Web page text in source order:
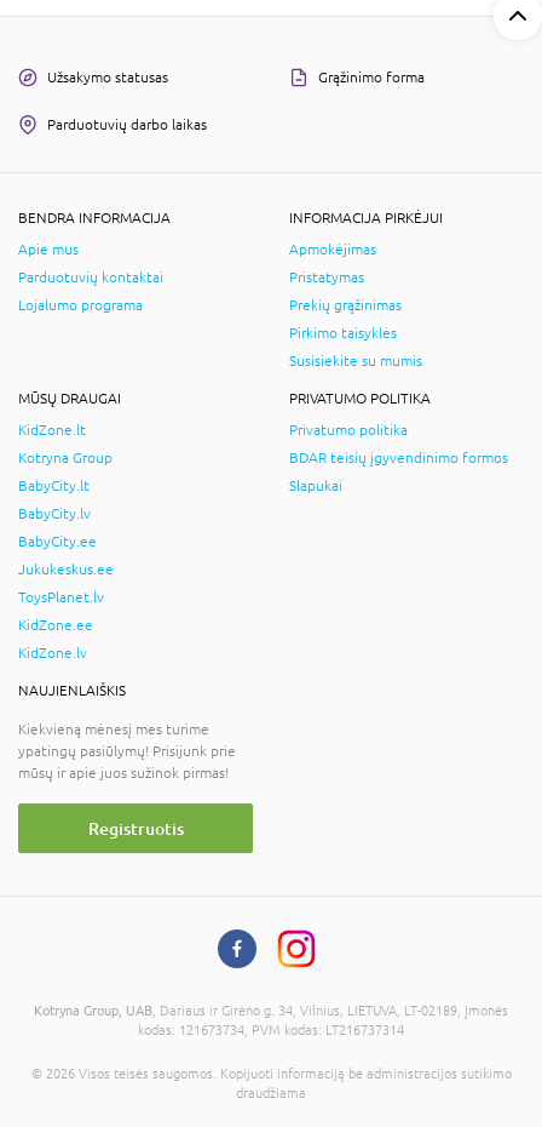
Užsakymo statusas Grąžinimo forma
Parduotuvių darbo laikas
BENDRA INFORMACIJA
Apie mus
Parduotuvių kontaktai
Lojalumo programa
INFORMACIJA PIRKĖJUI
Apmokėjimas
Pristatymas
Prekių grąžinimas
Pirkimo taisyklės
Susisiekite su mumis
MŪSŲ DRAUGAI
KidZone.lt
Kotryna Group
BabyCity.lt
BabyCity.lv
BabyCity.ee
Jukukeskus.ee
ToysPlanet.lv
KidZone.ee
KidZone.lv
PRIVATUMO POLITIKA
Privatumo politika
BDAR teisių įgyvendinimo formos
Slapukai
NAUJIENLAIŠKIS
Kiekvieną mėnesį mes turime
ypatingų pasiūlymų! Prisijunk prie
mūsų ir apie juos sužinok pirmas!
Registruotis
Kotryna Group, UAB , Dariaus ir Girėno g. 34, Vilnius, LIETUVA, LT-02189, Įmonės
kodas: 121673734, PVM kodas: LT216737314
© 2026 Visos teisės saugomos. Kopijuoti informaciją be administracijos sutikimo
draudžiama